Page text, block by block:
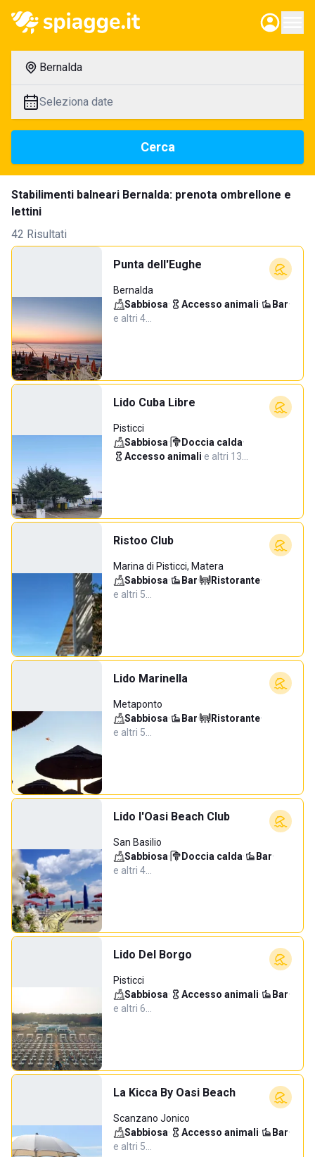
Bernalda
Seleziona date
Cerca
Stabilimenti balneari Bernalda: prenota ombrellone e
lettini
42 Risultati
Punta dell'Eughe
Bernalda
Sabbiosa· Accesso animali· Bar·
e altri 4…
Lido Cuba Libre
Pisticci
Sabbiosa· Doccia calda·
Accesso animali·e altri 13…
Ristoo Club
Marina di Pisticci, Matera
Sabbiosa· Bar· Ristorante·
e altri 5…
Lido Marinella
Metaponto
Sabbiosa· Bar· Ristorante·
e altri 5…
Lido l'Oasi Beach Club
San Basilio
Sabbiosa· Doccia calda· Bar·
e altri 4…
Lido Del Borgo
Pisticci
Sabbiosa· Accesso animali· Bar·
e altri 6…
La Kicca By Oasi Beach
Scanzano Jonico
Sabbiosa· Accesso animali· Bar·
e altri 5…